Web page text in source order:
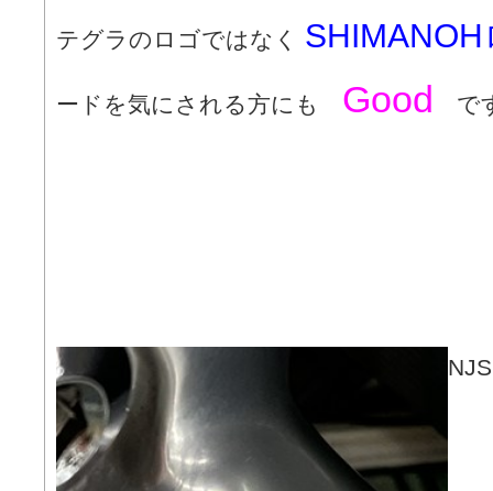
テグラのロゴではなく SHIMANOH
ードを気にされる方にも Good で